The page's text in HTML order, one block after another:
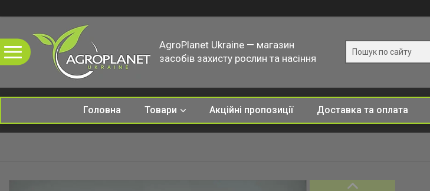
AgroPlanet Ukraine — магазин
засобів захисту рослин та насіння
Головна Товари Акційні пропозиції Доставка та оплата